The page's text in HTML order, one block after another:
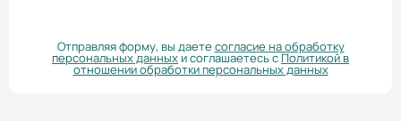
Отправляя форму, вы даете согласие на обработку
персональных данныхи соглашаетесь сПолитикой в
отношении обработки персональных данных